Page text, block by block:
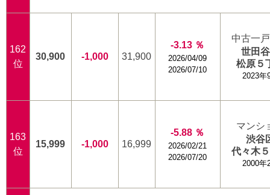
162
位
30,900 -1,000 31,900
-3.13 ％
2026/04/09
2026/07/10
中古一
世田
松原５
2023年
163
位
15,999 -1,000 16,999
-5.88 ％
2026/02/21
2026/07/20
マンシ
渋谷
代々木
2000年